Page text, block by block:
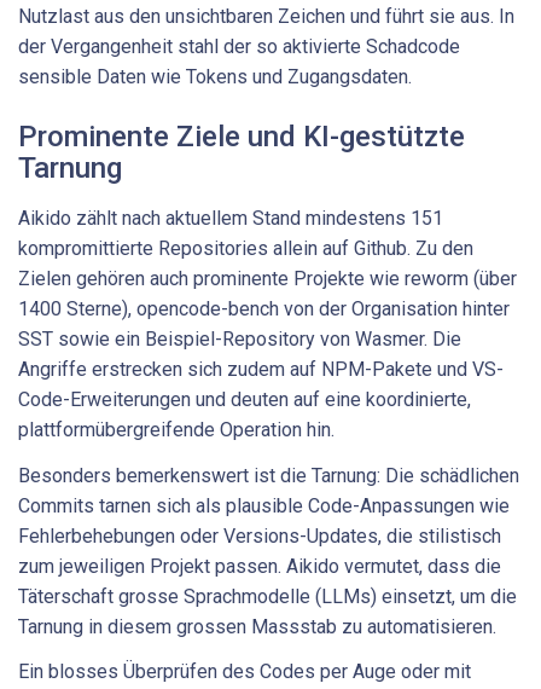
Nutzlast aus den unsichtbaren Zeichen und führt sie aus. In
der Vergangenheit stahl der so aktivierte Schadcode
sensible Daten wie Tokens und Zugangsdaten.
Prominente Ziele und KI-gestützte
Tarnung
Aikido zählt nach aktuellem Stand mindestens 151
kompromittierte Repositories allein auf Github. Zu den
Zielen gehören auch prominente Projekte wie reworm (über
1400 Sterne), opencode-bench von der Organisation hinter
SST sowie ein Beispiel-Repository von Wasmer. Die
Angriffe erstrecken sich zudem auf NPM-Pakete und VS-
Code-Erweiterungen und deuten auf eine koordinierte,
plattformübergreifende Operation hin.
Besonders bemerkenswert ist die Tarnung: Die schädlichen
Commits tarnen sich als plausible Code-Anpassungen wie
Fehlerbehebungen oder Versions-Updates, die stilistisch
zum jeweiligen Projekt passen. Aikido vermutet, dass die
Täterschaft grosse Sprachmodelle (LLMs) einsetzt, um die
Tarnung in diesem grossen Massstab zu automatisieren.
Ein blosses Überprüfen des Codes per Auge oder mit